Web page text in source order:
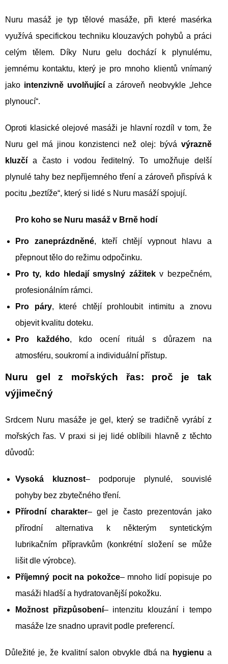
Nuru masáž je typ tělové masáže, při které masérka
využívá specifickou techniku klouzavých pohybů a práci
celým tělem. Díky Nuru gelu dochází k plynulému,
jemnému kontaktu, který je pro mnoho klientů vnímaný
jako intenzivně uvolňujícía zároveň neobvykle „lehce
plynoucí“.
Oproti klasické olejové masáži je hlavní rozdíl v tom, že
Nuru gel má jinou konzistenci než olej: bývá výrazně
kluzčí a často i vodou ředitelný. To umožňuje delší
plynulé tahy bez nepříjemného tření a zároveň přispívá k
pocitu „beztíže“, který si lidé s Nuru masáží spojují.
Pro koho se Nuru masáž v Brně hodí
Pro zaneprázdněné, kteří chtějí vypnout hlavu a
přepnout tělo do režimu odpočinku.
Pro ty, kdo hledají smyslný zážitekv bezpečném,
profesionálním rámci.
Pro páry, které chtějí prohloubit intimitu a znovu
objevit kvalitu doteku.
Pro každého, kdo ocení rituál s důrazem na
atmosféru, soukromí a individuální přístup.
Nuru gel z mořských řas: proč je tak
výjimečný
Srdcem Nuru masáže je gel, který se tradičně vyrábí z
mořských řas. V praxi si jej lidé oblíbili hlavně z těchto
důvodů:
Vysoká kluznost– podporuje plynulé, souvislé
pohyby bez zbytečného tření.
Přírodní charakter– gel je často prezentován jako
přírodní alternativa k některým syntetickým
lubrikačním přípravkům (konkrétní složení se může
lišit dle výrobce).
Příjemný pocit na pokožce– mnoho lidí popisuje po
masáži hladší a hydratovanější pokožku.
Možnost přizpůsobení– intenzitu klouzání i tempo
masáže lze snadno upravit podle preferencí.
Důležité je, že kvalitní salon obvykle dbá na hygienu a